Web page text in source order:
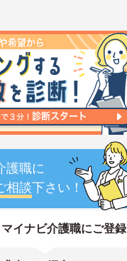
護職に
相談下さい！
マイナビ介護職にご登録